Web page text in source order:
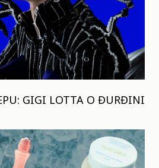
GIGI LOTTA O ĐURĐINI